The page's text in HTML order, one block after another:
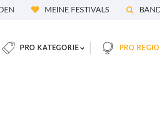
MEINE FESTIVALS
PRO KATEGORIE PRO